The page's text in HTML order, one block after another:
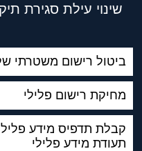
שינוי עילת סגירת
ביטול רישום משטרתי
מחיקת רישום פלילי
קבלת תדפיס מידע
תעודת מידע פלילי